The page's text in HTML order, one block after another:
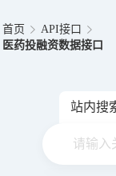
首页
API接口
医药投融资数据接口
站内搜